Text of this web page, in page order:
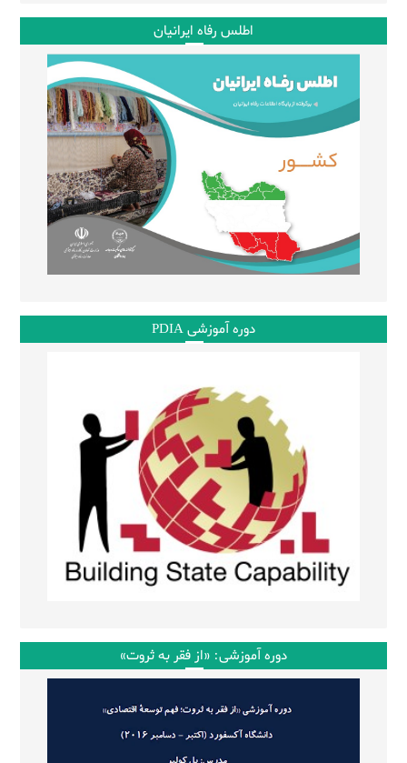
اطلس رفاه ایرانیان
دوره آموزشی PDIA
دوره آموزشی: «از فقر به ثروت»